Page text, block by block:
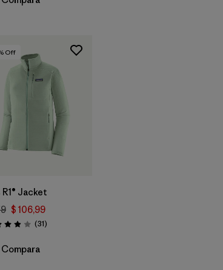
Off
Jacket
$ 106,99
3.9 / 5
(31Comentarios
)
Compara